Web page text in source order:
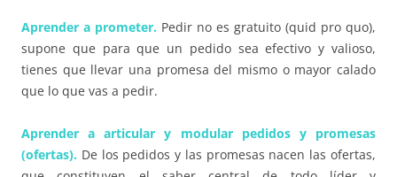
Aprender a prometer. Pedir no es gratuito (quid pro quo),
supone que para que un pedido sea efectivo y valioso,
tienes que llevar una promesa del mismo o mayor calado
que lo que vas a pedir.
Aprender a articular y modular pedidos y promesas
(ofertas). De los pedidos y las promesas nacen las ofertas,